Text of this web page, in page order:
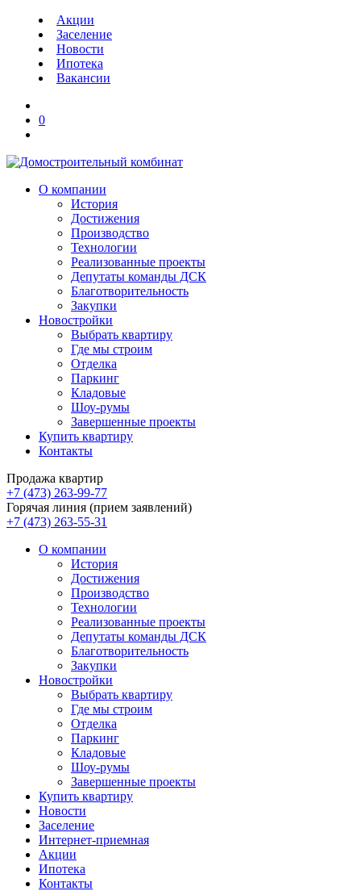
Акции
Заселение
Новости
Ипотека
Вакансии
0
О компании
История
Достижения
Производство
Технологии
Реализованные проекты
Депутаты команды ДСК
Благотворительность
Закупки
Новостройки
Выбрать квартиру
Где мы строим
Отделка
Паркинг
Кладовые
Шоу-румы
Завершенные проекты
Купить квартиру
Контакты
Продажа квартир
+7 (473) 263-99-77
Горячая линия (прием заявлений)
+7 (473) 263-55-31
О компании
История
Достижения
Производство
Технологии
Реализованные проекты
Депутаты команды ДСК
Благотворительность
Закупки
Новостройки
Выбрать квартиру
Где мы строим
Отделка
Паркинг
Кладовые
Шоу-румы
Завершенные проекты
Купить квартиру
Новости
Заселение
Интернет-приемная
Акции
Ипотека
Контакты